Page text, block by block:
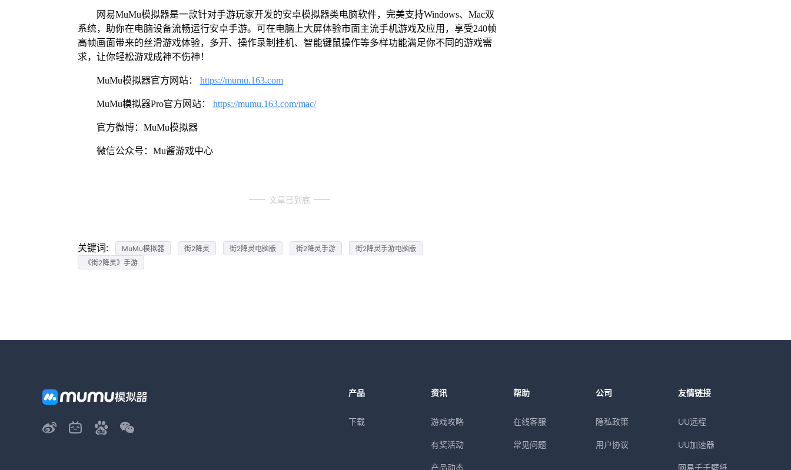
网易MuMu模拟器是一款针对手游玩家开发的安卓模拟器类电脑软件，完美支持Windows、Mac双
系统，助你在电脑设备流畅运行安卓手游。可在电脑上大屏体验市面主流手机游戏及应用，享受240帧
高帧画面带来的丝滑游戏体验，多开、操作录制挂机、智能键鼠操作等多样功能满足你不同的游戏需
求，让你轻松游戏成神不伤神！
MuMu模拟器官方网站： https://mumu.163.com
MuMu模拟器Pro官方网站： https://mumu.163.com/mac/
官方微博：MuMu模拟器
微信公众号：Mu酱游戏中心
文章已到底
关键词: MuMu模拟器 街2降灵 街2降灵电脑版 街2降灵手游
街2降灵手游电脑版
《街2降灵》手游
产品
下载
资讯
游戏攻略
有奖活动
产品动态
帮助
在线客服
常见问题
公司
隐私政策
用户协议
友情链接
UU远程
UU加速器
网易千千壁纸